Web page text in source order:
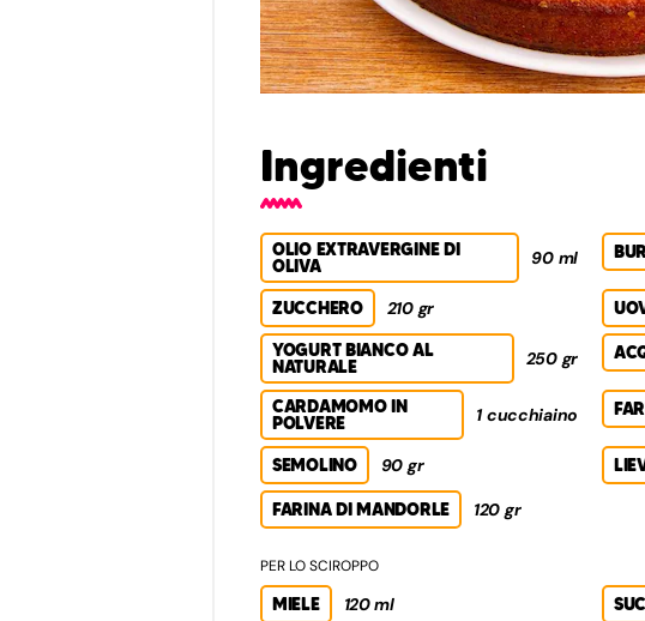
Ingredienti
OLIO EXTRAVERGINE DI
OLIVA 90 ml
ZUCCHERO 210 gr
YOGURT BIANCO AL
NATURALE 250 gr
CARDAMOMO IN
POLVERE 1 cucchiaino
SEMOLINO 90 gr
FARINA DI MANDORLE 120 gr
PER LO SCIROPPO
MIELE 120 ml